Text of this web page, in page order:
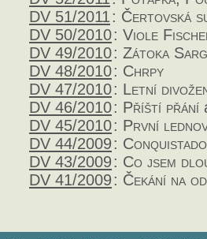
DV 51/2011: Čertovská
DV 50/2010: Viole
DV 49/2010: Zátoka
DV 48/2010: Chrpy
DV 47/2010: Letní
DV 46/2010: Příští přání
DV 45/2010: První
DV 44/2009:
DV 43/2009: Co jsem
DV 41/2009: Čekání na